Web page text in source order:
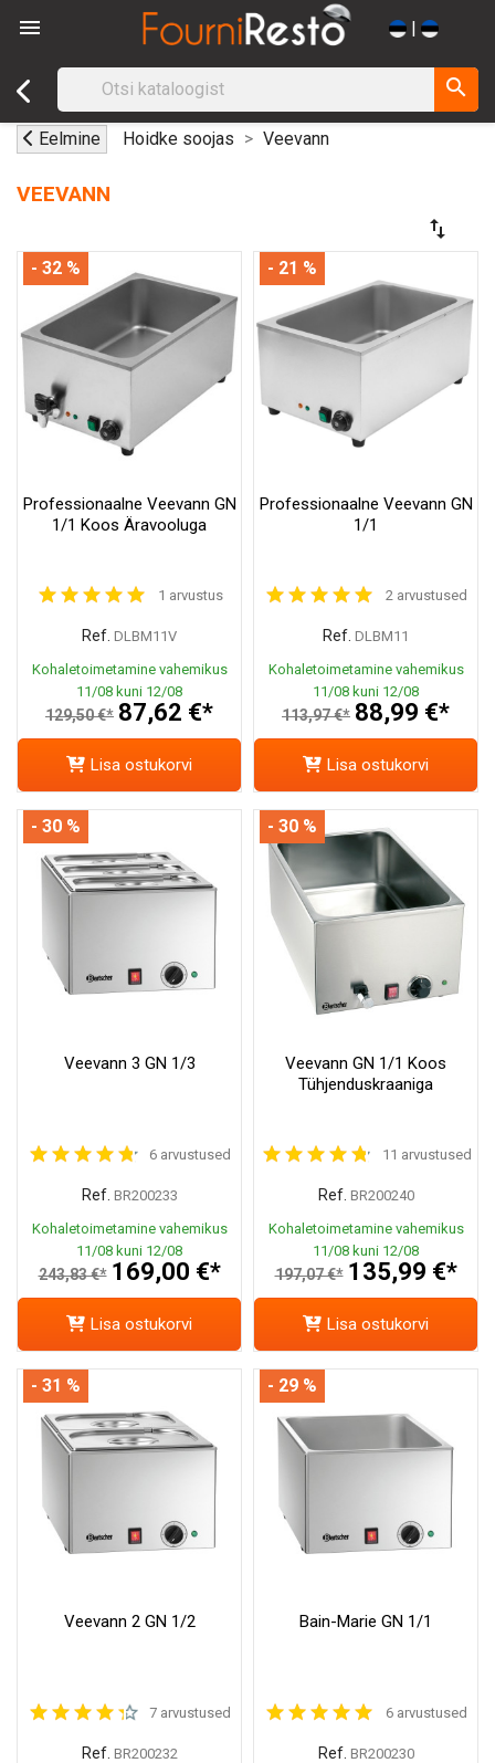
 |
search
Eelmine Hoidke soojas Veevann
VEEVANN
swap_vert
Professionaalne Veevann GN
1/1 Koos Äravooluga
1 arvustus
Ref. DLBM11V
Kohaletoimetamine vahemikus
11/08 kuni 12/08
129,50 €* 87,62 €*
- 32 %
Lisa ostukorvi
Professionaalne Veevann GN
1/1
2 arvustused
Ref. DLBM11
Kohaletoimetamine vahemikus
11/08 kuni 12/08
113,97 €* 88,99 €*
- 21 %
Lisa ostukorvi
Veevann 3 GN 1/3
6 arvustused
Ref. BR200233
Kohaletoimetamine vahemikus
11/08 kuni 12/08
243,83 €* 169,00 €*
- 30 %
Lisa ostukorvi
Veevann GN 1/1 Koos
Tühjenduskraaniga
11 arvustused
Ref. BR200240
Kohaletoimetamine vahemikus
11/08 kuni 12/08
197,07 €* 135,99 €*
- 30 %
Lisa ostukorvi
Veevann 2 GN 1/2
7 arvustused
Ref. BR200232
- 31 %
Bain-Marie GN 1/1
6 arvustused
Ref. BR200230
- 29 %